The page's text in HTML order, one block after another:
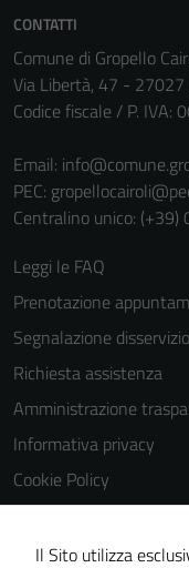
CONTATTI
Comune di Gropello
Via Libertà, 47 - 27027
Codice fiscale / P. IVA:
Email:
PEC:
Centralino unico:
Leggi le FAQ
Prenotazione
Segnalazione disservizio
Richiesta assistenza
Amministrazione
Informativa privacy
Cookie Policy
Note legali
Dichiarazione di
Il Sito utilizza